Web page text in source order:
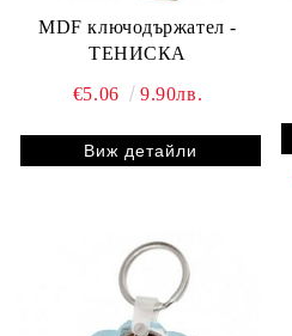
MDF ключодържател -
ТЕНИСКА
€5.06
9.90лв.
Виж детайли